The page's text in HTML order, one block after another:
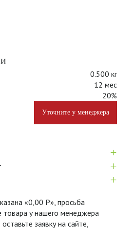
0.500 кг
12 мес
20%
Уточните у менеджера
+
+
+
«0,00 Р», просьба
товара у нашего менеджера
заявку на сайте,